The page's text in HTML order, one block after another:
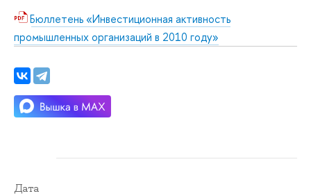
Бюллетень «Инвестиционная активность
промышленных организаций в 2010 году»
Дата